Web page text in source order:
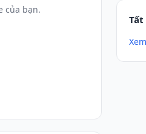
của bạn.
Tất